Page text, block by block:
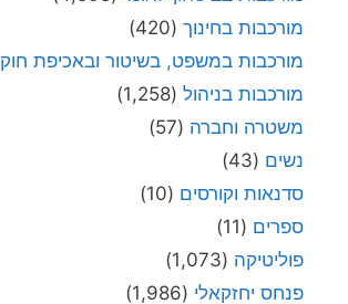
מורכבות בחינוך (420)
מורכבות במשפט, בשיטור ובאכיפת חוק
מורכבות בניהול (1,258)
משטרה וחברה (57)
נשים (43)
סדנאות וקורסים (10)
ספרים (11)
פוליטיקה (1,073)
פנחס יחזקאלי (1,986)